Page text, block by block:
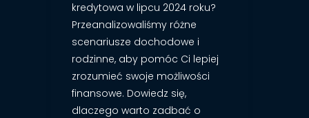
kredytowa w lipcu 2024 roku?
Przeanalizowaliśmy różne
scenariusze dochodowe i
rodzinne, aby pomóc Ci lepiej
zrozumieć swoje możliwości
finansowe. Dowiedz się,
dlaczego warto zadbać o